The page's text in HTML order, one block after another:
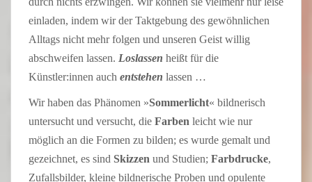
einladen, indem wir der Taktgebung des gewöhnlichen
Alltags nicht mehr folgen und unseren Geist willig
abschweifen lassen. Loslassen heißt für die
Künstler:innen auch entstehen lassen …
Wir haben das Phänomen »Sommerlicht« bildnerisch
untersucht und versucht, die Farben leicht wie nur
möglich an die Formen zu bilden; es wurde gemalt und
gezeichnet, es sind Skizzen und Studien; Farbdrucke,
Zufallsbilder, kleine bildnerische Proben und opulente